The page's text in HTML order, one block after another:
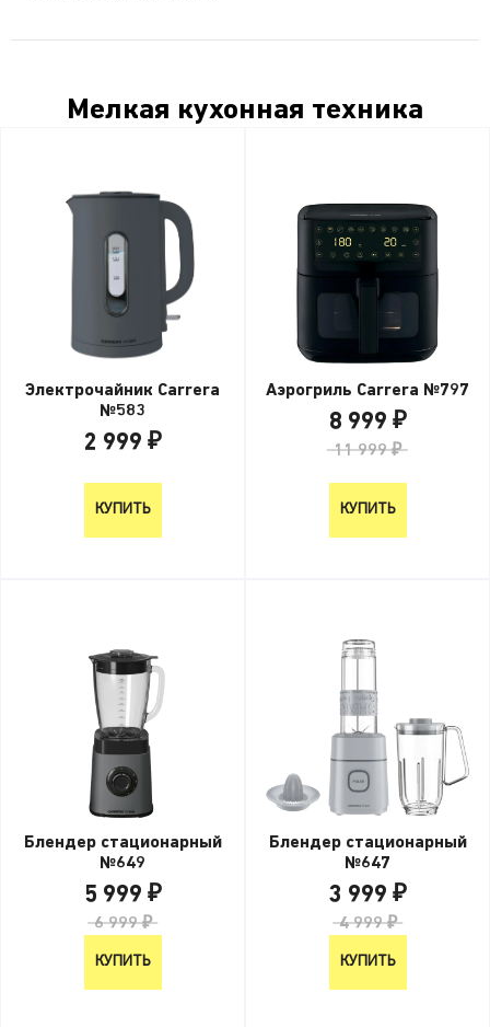
Мелкая кухонная техника
Электрочайник Carrera
№583
2 999 ₽
КУПИТЬ
Аэрогриль Carrera №797
8 999 ₽
11 999 ₽
КУПИТЬ
Блендер стационарный
№649
5 999 ₽
6 999 ₽
КУПИТЬ
Блендер стационарный
№647
3 999 ₽
4 999 ₽
КУПИТЬ